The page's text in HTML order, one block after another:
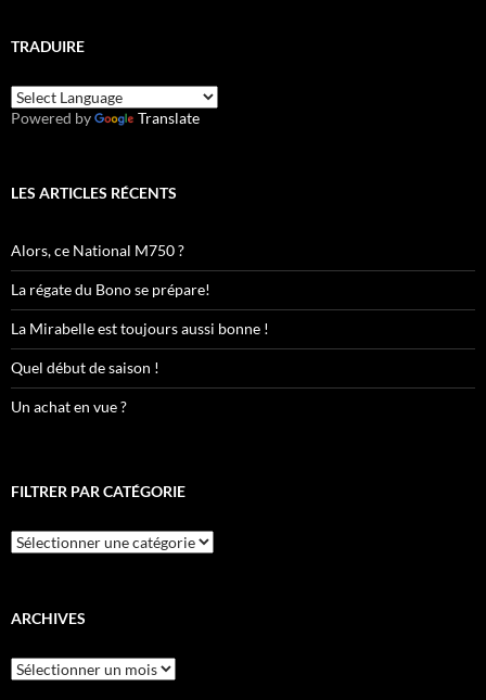
TRADUIRE
Powered by Translate
LES ARTICLES RÉCENTS
Alors, ce National M750 ?
La régate du Bono se prépare!
La Mirabelle est toujours aussi bonne !
Quel début de saison !
Un achat en vue ?
FILTRER PAR CATÉGORIE
Filtrer
par
ARCHIVES
Archives